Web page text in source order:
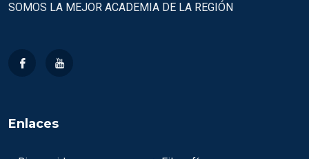
SOMOS LA MEJOR ACADEMIA DE LA REGIÓN
Enlaces